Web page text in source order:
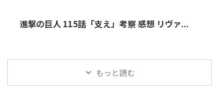
進撃の巨人 115話「支え」考察 感想 リヴァ...
もっと読む